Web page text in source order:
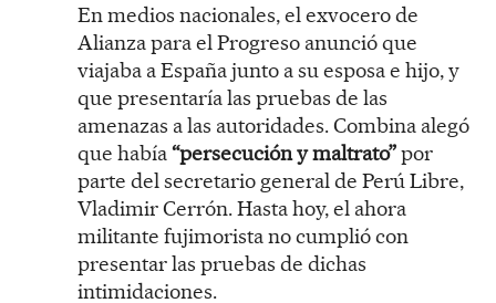
En medios nacionales, el exvocero de
Alianza para el Progreso anunció que
viajaba a España junto a su esposa e hijo, y
que presentaría las pruebas de las
amenazas a las autoridades. Combina alegó
que había“persecución y maltrato”por
parte del secretario general de Perú Libre,
Vladimir Cerrón. Hasta hoy, el ahora
militante fujimorista no cumplió con
presentar las pruebas de dichas
intimidaciones.